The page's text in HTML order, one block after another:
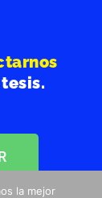
la mejor